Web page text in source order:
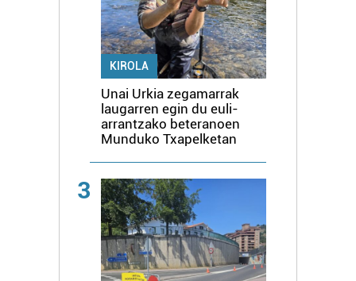
KIROLA
Unai Urkia zegamarrak
laugarren egin du euli-
arrantzako beteranoen
Munduko Txapelketan
3